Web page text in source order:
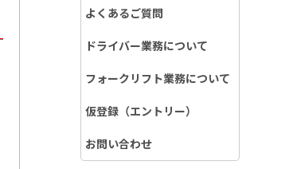
よくあるご質問
ドライバー業務について
フォークリフト業務について
仮登録（エントリー）
お問い合わせ